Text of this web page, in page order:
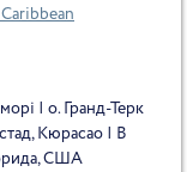
| о. Гранд-Терк
Кюрасао | В
США